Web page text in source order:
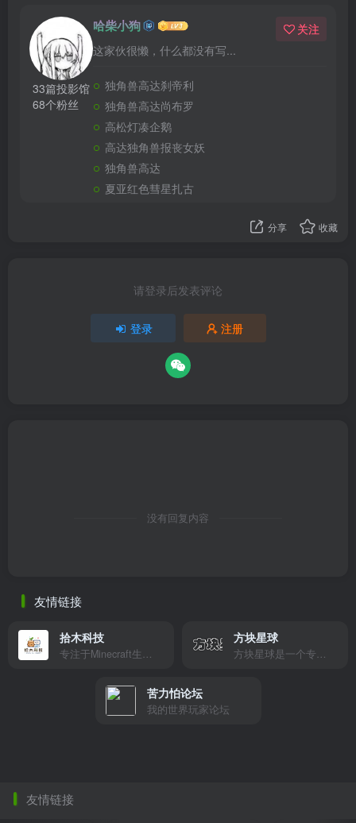
33篇投影馆
68个粉丝
哈柴小狗
这家伙很懒，什么都没有写...
关注
独角兽高达刹帝利
独角兽高达尚布罗
高松灯凑企鹅
高达独角兽报丧女妖
独角兽高达
夏亚红色彗星扎古
分享 收藏
请登录后发表评论
登录 注册
没有回复内容
友情链接
拾木科技
专注于Minecraft生态建设
方块星球
方块星球是一个专注于我的世界的中文论坛，提供丰富的资源分享、玩家交流和创意展示，包括地图、皮肤、数据包等内容，打造Minecraft玩家的专属社区乐园！
苦力怕论坛
我的世界玩家论坛
友情链接